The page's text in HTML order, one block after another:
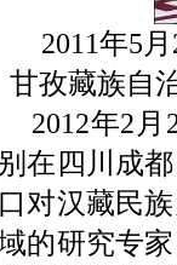
2011年5
甘孜藏族自
2012年2
别在四川成
口对汉藏民
的研究专